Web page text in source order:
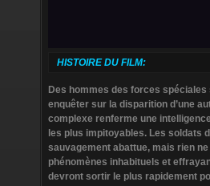
HISTOIRE DU FILM:
Des hommes des forces spéciales
enquêter sur la disparition d’une
complexe renferme une
les plus impitoyables. Les soldats
sauvagement abattue, mais rien
phénomènes inhabituels et
devront sortir le plus rapidement